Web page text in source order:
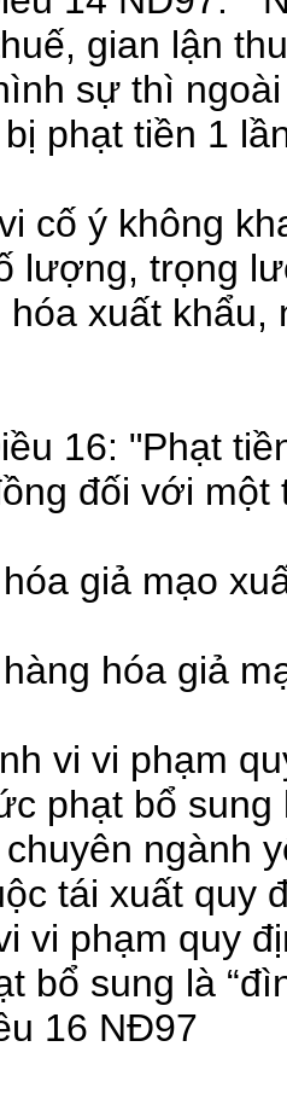
gian lận
sự thì
phạt tiền 1
cố ý không
lượng, trọng
xuất khẩu,
16: "Phạt
đối với một
giả mạo
hóa giả
vi vi phạm
phạt bổ
ngành
tái xuất quy
vi phạm quy
bổ sung là
16 NĐ97